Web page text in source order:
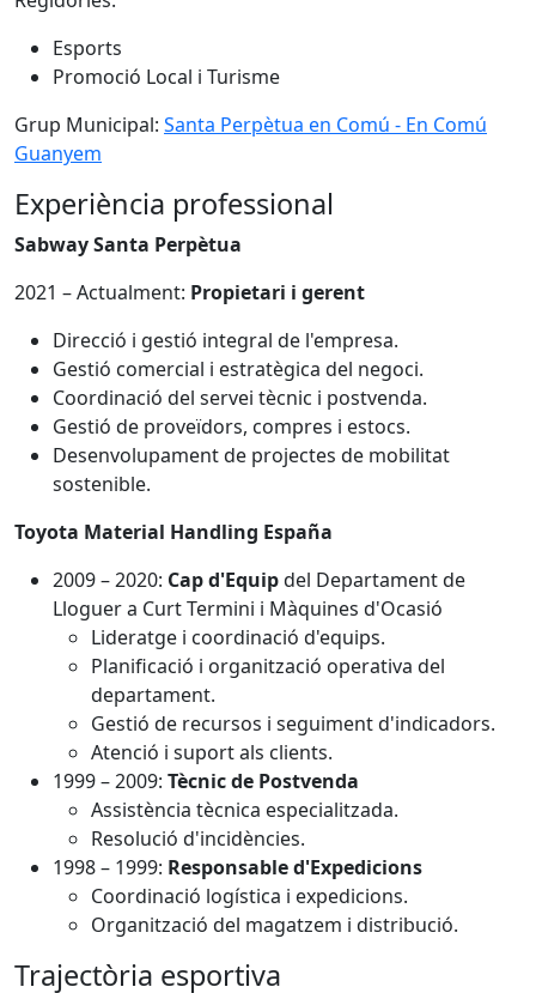
Esports
Promoció Local i Turisme
Grup Municipal: Santa Perpètua en Comú - En Comú
Guanyem
Experiència professional
Sabway Santa Perpètua
2021 – Actualment: Propietari i gerent
Direcció i gestió integral de l'empresa.
Gestió comercial i estratègica del negoci.
Coordinació del servei tècnic i postvenda.
Gestió de proveïdors, compres i estocs.
Desenvolupament de projectes de mobilitat
sostenible.
Toyota Material Handling España
2009 – 2020: Cap d'Equipdel Departament de
Lloguer a Curt Termini i Màquines d'Ocasió
Lideratge i coordinació d'equips.
Planificació i organització operativa del
departament.
Gestió de recursos i seguiment d'indicadors.
Atenció i suport als clients.
1999 – 2009: Tècnic de Postvenda
Assistència tècnica especialitzada.
Resolució d'incidències.
1998 – 1999: Responsable d'Expedicions
Coordinació logística i expedicions.
Organització del magatzem i distribució.
Trajectòria esportiva